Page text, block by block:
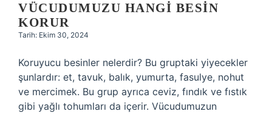
VÜCUDUMUZU HANGI BESIN
KORUR
Tarih: Ekim 30, 2024
Koruyucu besinler nelerdir? Bu gruptaki yiyecekler
şunlardır: et, tavuk, balık, yumurta, fasulye, nohut
ve mercimek. Bu grup ayrıca ceviz, fındık ve fıstık
gibi yağlı tohumları da içerir. Vücudumuzun